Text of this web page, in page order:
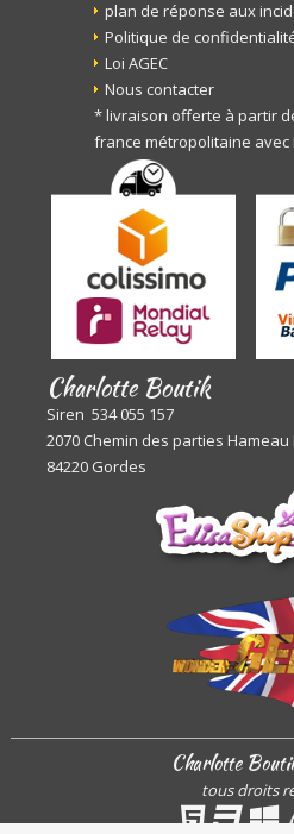
plan de réponse aux
Politique de
Loi AGEC
Nous contacter
* livraison offerte à partir
france métropolitaine avec
Charlotte Boutik
Siren 534 055 157
2070 Chemin des parties Hameau
84220 Gordes
Charlotte
tous droits